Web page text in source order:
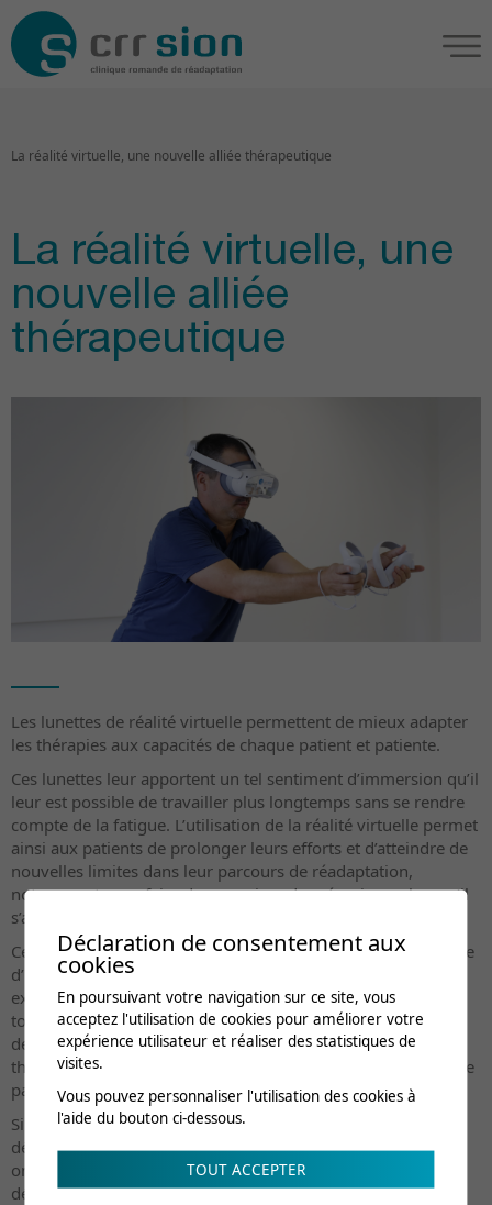
La réalité virtuelle, une nouvelle alliée thérapeutique
La réalité virtuelle, une
nouvelle alliée
thérapeutique
Les lunettes de réalité virtuelle permettent de mieux adapter
les thérapies aux capacités de chaque patient et patiente.
Ces lunettes leur apportent un tel sentiment d’immersion qu’il
leur est possible de travailler plus longtemps sans se rendre
compte de la fatigue. L’utilisation de la réalité virtuelle permet
ainsi aux patients de prolonger leurs efforts et d’atteindre de
nouvelles limites dans leur parcours de réadaptation,
notamment pour faire des exercices de mémoire ou lorsqu’il
s’agit de réapprendre à effectuer un mouvement.
Cette technologie ouvre des possibilités infinies dans le cadre
d’un accompagnement thérapeutique. Elle permet, par
exemple, de passer d’un lieu réel à un environnement
totalement virtuel ou, pour plus de sécurité, d’alterner les
deux selon les besoins. Il est ainsi plus facile pour le ou la
thérapeute de s’adapter précisément aux capacités de chaque
patient.
Si cette approche thérapeutique n’en est encore qu’à ses
débuts, les intervenants impliqués dans le parcours de soins
ont déjà acquis une expérience significative qui permet d’en
démontrer les bénéfices dans certaines situations.
Déclaration de consentement aux
cookies
En poursuivant votre navigation sur ce site, vous
acceptez l'utilisation de cookies pour améliorer votre
expérience utilisateur et réaliser des statistiques de
visites.
Vous pouvez personnaliser l'utilisation des cookies à
l'aide du bouton ci-dessous.
TOUT ACCEPTER